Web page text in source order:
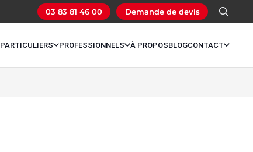
03 83 81 46 00 Demande de devis
PARTICULIERS PROFESSIONNELS À PROPOSBLOGCONTACT